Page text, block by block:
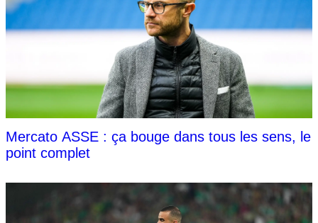
Mercato ASSE : ça bouge dans tous les sens, le
point complet